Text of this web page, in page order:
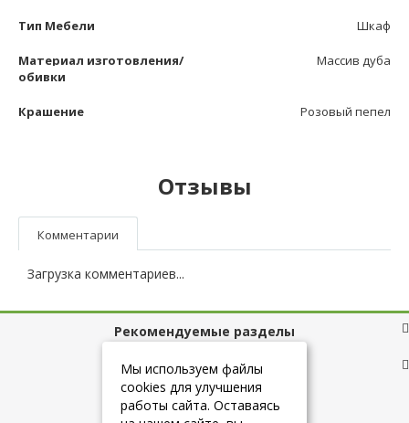
Тип Мебели Шкаф
Материал изготовления/
обивки
Массив дуба
Крашение Розовый пепел
Отзывы
Комментарии
Загрузка комментариев...
Рекомендуемые разделы
Полезные ссылки
Мы используем файлы
cookies для улучшения
работы сайта. Оставаясь